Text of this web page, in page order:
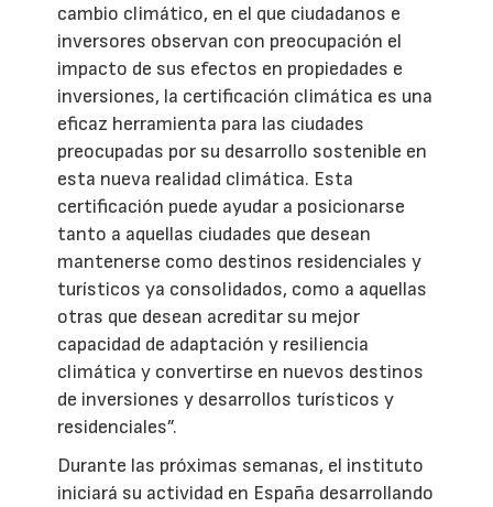
cambio climático, en el que ciudadanos e
inversores observan con preocupación el
impacto de sus efectos en propiedades e
inversiones, la certificación climática es una
eficaz herramienta para las ciudades
preocupadas por su desarrollo sostenible en
esta nueva realidad climática. Esta
certificación puede ayudar a posicionarse
tanto a aquellas ciudades que desean
mantenerse como destinos residenciales y
turísticos ya consolidados, como a aquellas
otras que desean acreditar su mejor
capacidad de adaptación y resiliencia
climática y convertirse en nuevos destinos
de inversiones y desarrollos turísticos y
residenciales”.
Durante las próximas semanas, el instituto
iniciará su actividad en España desarrollando